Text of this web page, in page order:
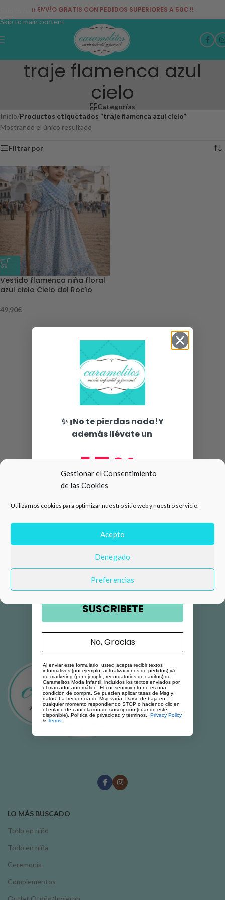
Gestionar el Consentimiento
de las Cookies
Utilizamos cookies para optimizar nuestro sitio web y nuestro servicio.
Acepto
Denegado
Preferencias
Skip to navigation
Skip to main content
¡¡ ENVÍO GRATIS CON PEDIDOS SUPERIORES A 50€ !!
traje flamenca azul
cielo
Categorías
Inicio/Productos etiquetados “traje flamenca azul cielo”
Mostrando el único resultado
Filtrar por
Vestido flamenca niña floral
azul cielo Cielo del Rocío
49,90€
LO MÁS BUSCADO
Todo en niño
Todo en niña
Ceremonia
Complementos
✨ ¡No te pierdas nada!Y
además llévate un
15%
compra 🛍️
Número de teléfono
Email
SUSCRIBETE
No, Gracias
Al enviar este formulario, usted acepta recibir textos
informativos (por ejemplo, actualizaciones de pedidos) y/o
de marketing (por ejemplo, recordatorios de carritos) de
Caramelitos Moda Infantil, incluidos los textos enviados por
el marcador automático. El consentimiento no es una
condición de compra. Se pueden aplicar tasas de Msg y
datos. La frecuencia de Msg varía. Darse de baja en
cualquier momento respondiendo STOP o haciendo clic en
el enlace de cancelación de suscripción (cuando esté
disponible). Política de privacidad y términos.. Privacy Policy
& Terms